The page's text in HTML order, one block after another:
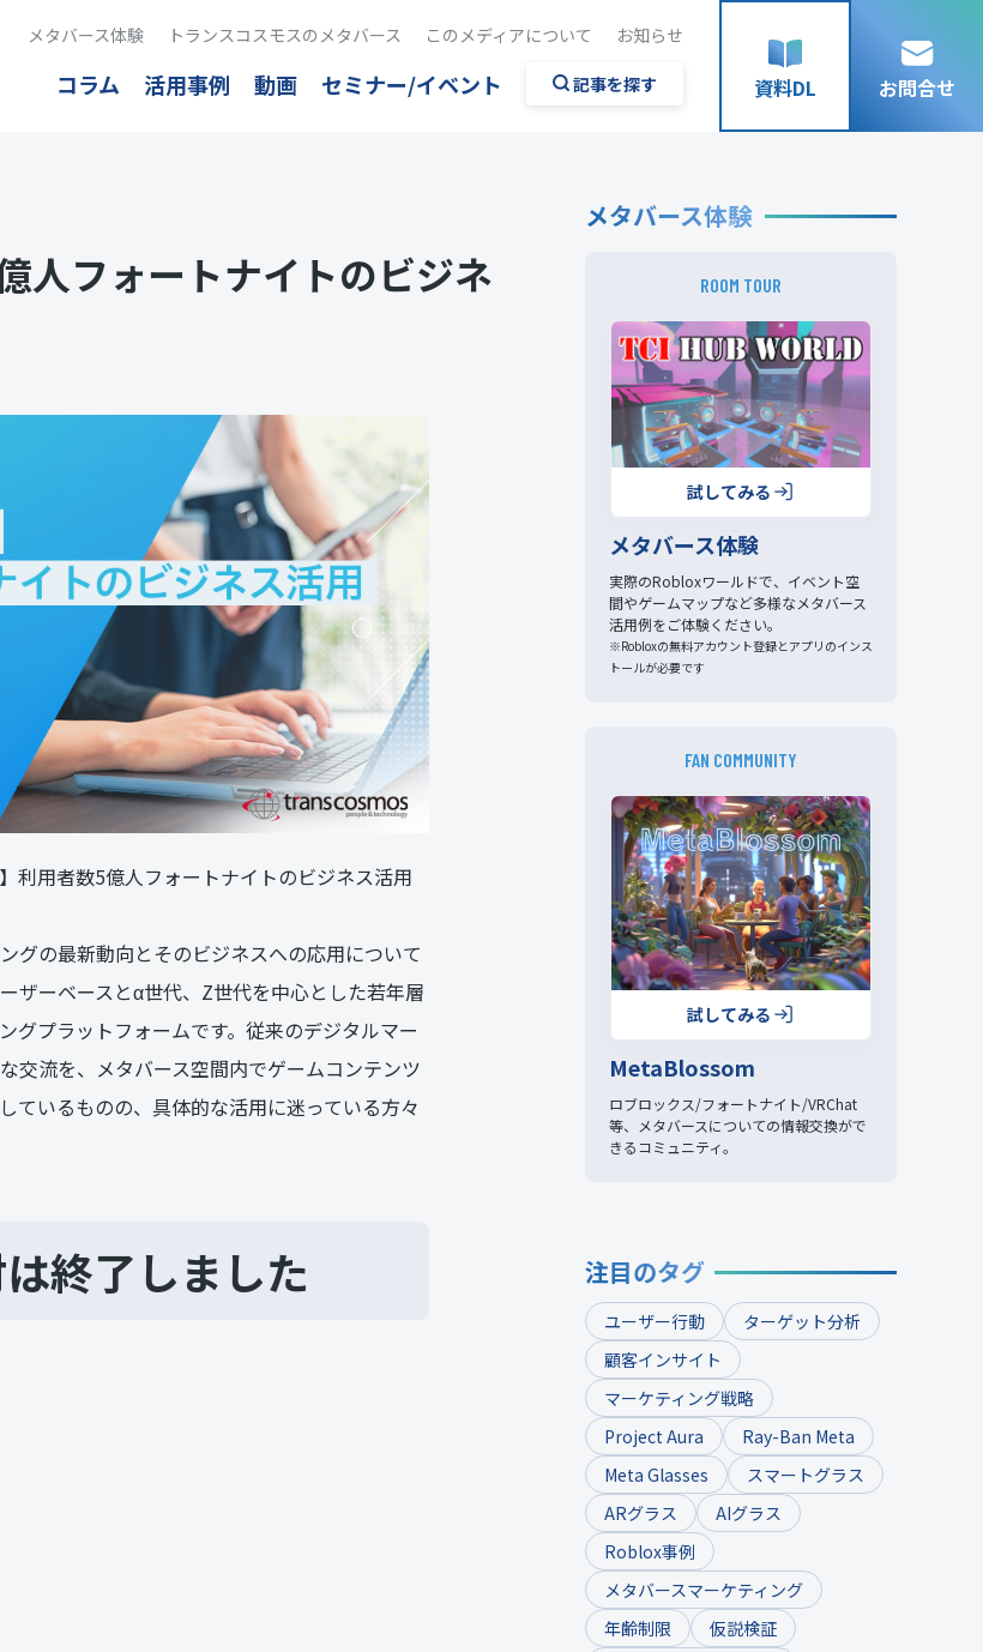
メタバース体験 トランスコスモスのメタバース このメディアについて お知らせ
コラム 活用事例 動画 セミナー/イベント 記事を探す 資料DL お問合せ
人フォートナイトのビジネ
利用者数5億人フォートナイトのビジネス活用
グの最新動向とそのビジネスへの応用について
ザーベースとα世代、Z世代を中心とした若年層
グプラットフォームです。従来のデジタルマー
交流を、メタバース空間内でゲームコンテンツ
ているものの、具体的な活用に迷っている方々
終了しました
メタバース体験
ROOM TOUR
試してみる
メタバース体験
実際のRobloxワールドで、イベント空
間やゲームマップなど多様なメタバース
活用例をご体験ください。
※Robloxの無料アカウント登録とアプリのインス
トールが必要です
FAN COMMUNITY
試してみる
MetaBlossom
ロブロックス/フォートナイト/VRChat
等、
メタバースについての情報交換がで
きるコミュニティ。
注目のタグ
ユーザー行動
ターゲット分析
顧客インサイト
マーケティング戦略
Project Aura
Ray-Ban Meta
Meta Glasses
スマートグラス
ARグラス
AIグラス
Roblox事例
メタバースマーケティング
年齢制限
仮説検証